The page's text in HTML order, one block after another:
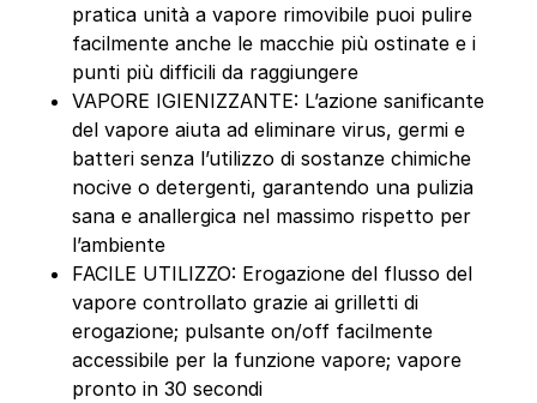
pratica unità a vapore rimovibile puoi pulire
facilmente anche le macchie più ostinate e i
punti più difficili da raggiungere
VAPORE IGIENIZZANTE: L’azione sanificante
del vapore aiuta ad eliminare virus, germi e
batteri senza l’utilizzo di sostanze chimiche
nocive o detergenti, garantendo una pulizia
sana e anallergica nel massimo rispetto per
l’ambiente
FACILE UTILIZZO: Erogazione del flusso del
vapore controllato grazie ai grilletti di
erogazione; pulsante on/off facilmente
accessibile per la funzione vapore; vapore
pronto in 30 secondi